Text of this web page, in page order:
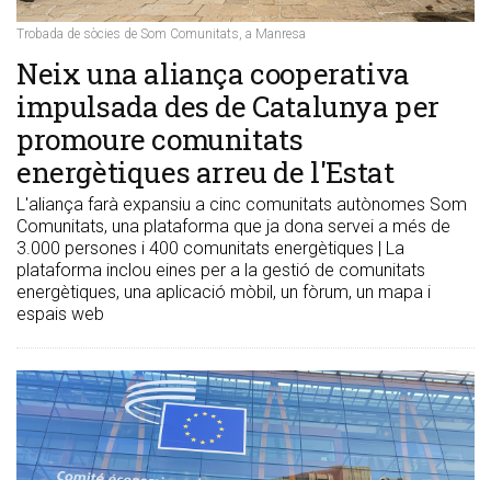
Trobada de sòcies de Som Comunitats, a Manresa
Neix una aliança cooperativa
impulsada des de Catalunya per
promoure comunitats
energètiques arreu de l'Estat
L'aliança farà expansiu a cinc comunitats autònomes Som
Comunitats, una plataforma que ja dona servei a més de
3.000 persones i 400 comunitats energètiques | La
plataforma inclou eines per a la gestió de comunitats
energètiques, una aplicació mòbil, un fòrum, un mapa i
espais web